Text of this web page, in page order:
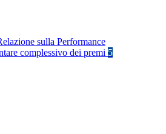
sulla Performance
complessivo dei premi 5